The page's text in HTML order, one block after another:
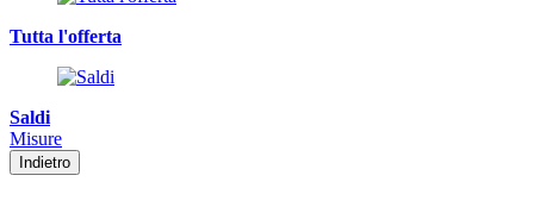
Tutta l'offerta
Saldi
Misure
Indietro